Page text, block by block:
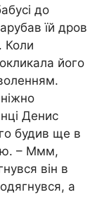
до
їй дров
Коли
його
Денис
будив ще в
– Ммм,
він в
а